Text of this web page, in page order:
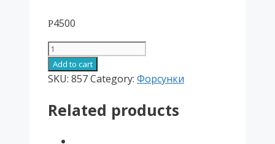
Р4500
Форсунки
АЕВ
4
н/
Add to cart
SKU: 857Category: Форсунки
Related products